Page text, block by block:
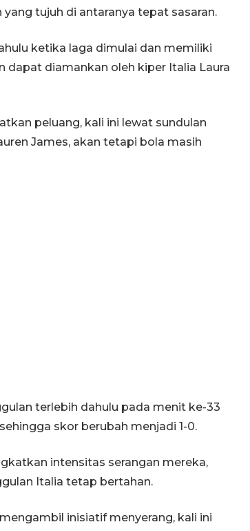
tujuh di antaranya tepat sasaran.
ketika laga dimulai dan memiliki
dapat diamankan oleh kiper Italia Laura
peluang, kali ini lewat sundulan
James, akan tetapi bola masih
terlebih dahulu pada menit ke-33
skor berubah menjadi 1-0.
intensitas serangan mereka,
Italia tetap bertahan.
inisiatif menyerang, kali ini